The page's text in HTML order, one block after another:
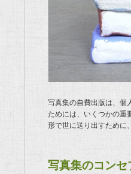
写真集の自費出版は、個
ためには、いくつかの重
形で世に送り出すために
写真集のコン